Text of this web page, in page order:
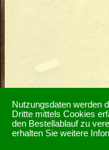
Nutzungsdaten werden
Dritte mittels Cookies
den Bestellablauf zu
erhalten Sie weitere